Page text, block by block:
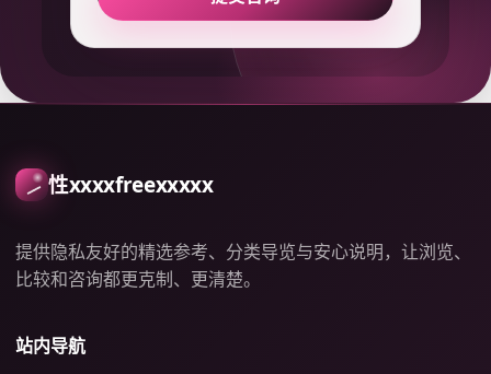
性xxxxfreexxxxx
提供隐私友好的精选参考、分类导览与安心说明，让浏览、
比较和咨询都更克制、更清楚。
站内导航